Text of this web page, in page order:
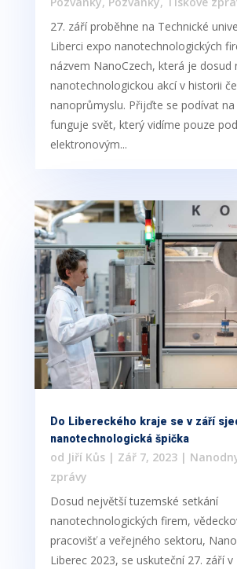
27. září proběhne na Technické
Liberci expo nanotechnologických
názvem NanoCzech, která je dosud
nanotechnologickou akcí v historii
nanoprůmyslu. Přijďte se podívat
funguje svět, který vidíme pouze pod
elektronovým...
Do Libereckého kraje se v září
nanotechnologická špička
od Jiří Kůs| Zář 7, 2023|
zprávy
Dosud největší tuzemské setkání
nanotechnologických firem,
pracovišť a veřejného sektoru,
Liberec 2023, se uskuteční 27. září v